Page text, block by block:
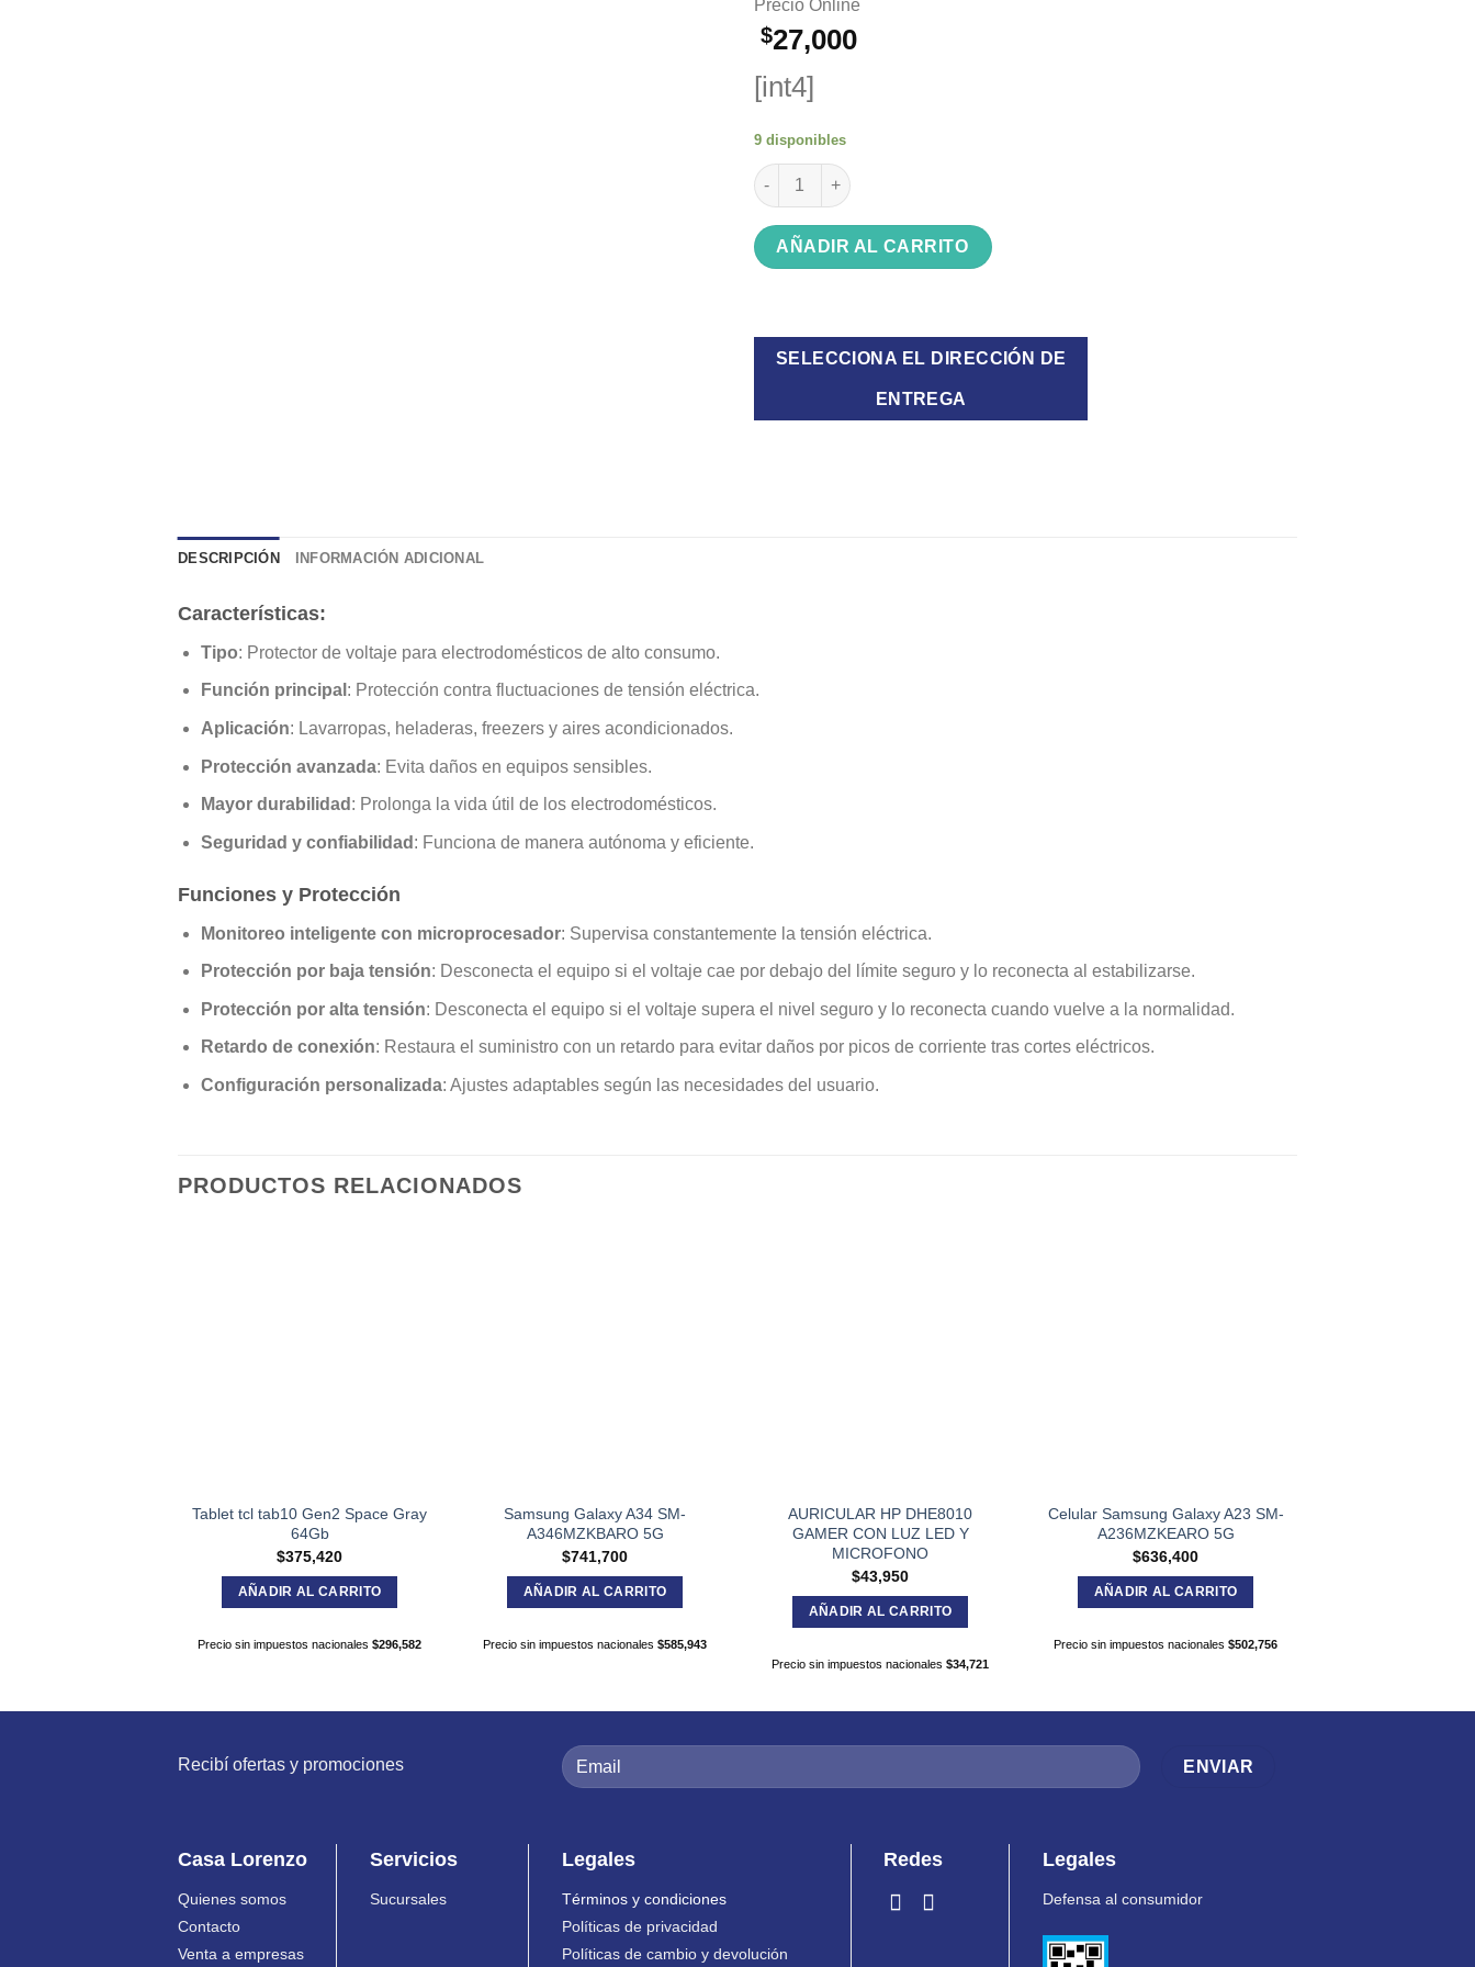
Precio Online
$27,000
[int4]
9 disponibles
Protector de tension inteligente TRV Smart F cantidad
AÑADIR AL CARRITO
SELECCIONA EL DIRECCIÓN DE
ENTREGA
DESCRIPCIÓN INFORMACIÓN ADICIONAL
Características:
Tipo: Protector de voltaje para electrodomésticos de alto consumo.
Función principal : Protección contra fluctuaciones de tensión eléctrica.
Aplicación: Lavarropas, heladeras, freezers y aires acondicionados.
Protección avanzada: Evita daños en equipos sensibles.
Mayor durabilidad : Prolonga la vida útil de los electrodomésticos.
Seguridad y confiabilidad : Funciona de manera autónoma y eficiente.
Funciones y Protección
Monitoreo inteligente con microprocesador: Supervisa constantemente la tensión eléctrica.
Protección por baja tensión: Desconecta el equipo si el voltaje cae por debajo del límite seguro y lo reconecta al estabilizarse.
Protección por alta tensión: Desconecta el equipo si el voltaje supera el nivel seguro y lo reconecta cuando vuelve a la normalidad.
Retardo de conexión: Restaura el suministro con un retardo para evitar daños por picos de corriente tras cortes eléctricos.
Configuración personalizada: Ajustes adaptables según las necesidades del usuario.
PRODUCTOS RELACIONADOS
Tablet tcl tab10 Gen2 Space Gray
64Gb
$375,420
AÑADIR AL CARRITO
Precio sin impuestos nacionales $296,582
Samsung Galaxy A34 SM-
A346MZKBARO 5G
$741,700
AÑADIR AL CARRITO
Precio sin impuestos nacionales $585,943
AURICULAR HP DHE8010
GAMER CON LUZ LED Y
MICROFONO
$43,950
AÑADIR AL CARRITO
Precio sin impuestos nacionales $34,721
Celular Samsung Galaxy A23 SM-
A236MZKEARO 5G
$636,400
AÑADIR AL CARRITO
Precio sin impuestos nacionales $502,756
Recibí ofertas y promociones
Casa Lorenzo
Quienes somos
Contacto
Venta a empresas
Servicios
Sucursales
Legales
Términos y condiciones
Políticas de privacidad
Políticas de cambio y devolución
Redes Legales
Defensa al consumidor